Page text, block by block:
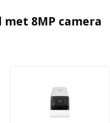
8MP camera